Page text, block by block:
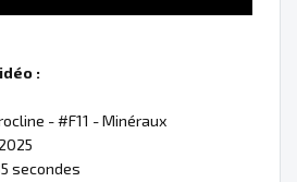
:
- #F11 - Minéraux
secondes